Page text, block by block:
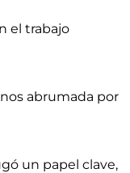
el trabajo
abrumada por
un papel clave,